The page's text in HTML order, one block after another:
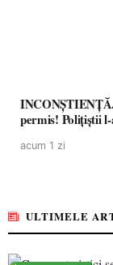
permis! Polițiștii
acum 1 zi
ULTIMELE